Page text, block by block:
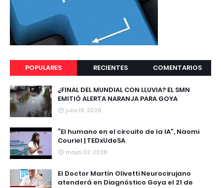
POPULARES RECIENTES COMENTARIOS
¿FINAL DEL MUNDIAL CON LLUVIA? EL SMN
EMITIÓ ALERTA NARANJA PARA GOYA
julio 19, 2026
“El humano en el circuito de la IA”, Naomi
Couriel | TEDxUdeSA
mayo 02, 2026
El Doctor Martín Olivetti Neurocirujano
atenderá en Diagnóstico Goya el 21 de